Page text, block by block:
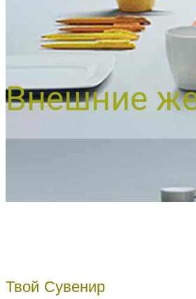
Внешние
Твой Сувенир